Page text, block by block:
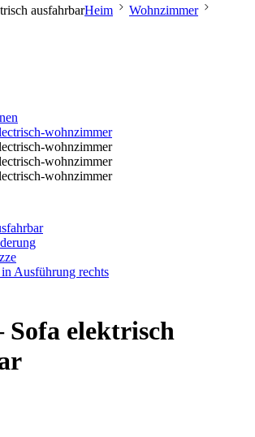
ausfahrbarHeim
Wohnzimmer
Sofa elektrisch